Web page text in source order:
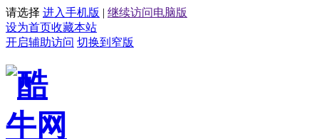
请选择 进入手机版 | 继续访问电脑版
设为首页收藏本站
开启辅助访问 切换到窄版